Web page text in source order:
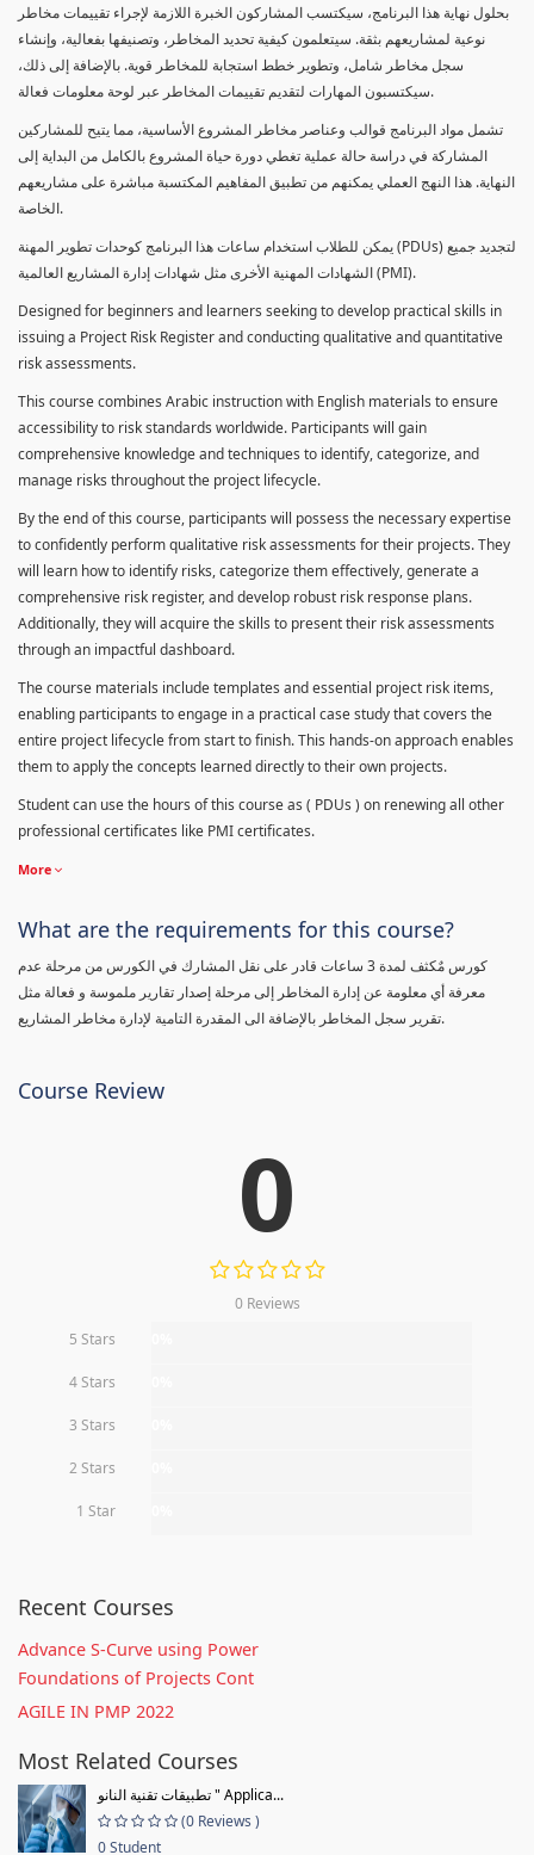
بحلول نهاية هذا البرنامج، سيكتسب المشاركون الخبرة اللازمة لإجراء تقييمات مخاطر
نوعية لمشاريعهم بثقة. سيتعلمون كيفية تحديد المخاطر، وتصنيفها بفعالية، وإنشاء
سجل مخاطر شامل، وتطوير خطط استجابة للمخاطر قوية. بالإضافة إلى ذلك،
سيكتسبون المهارات لتقديم تقييمات المخاطر عبر لوحة معلومات فعالة.
تشمل مواد البرنامج قوالب وعناصر مخاطر المشروع الأساسية، مما يتيح للمشاركين
المشاركة في دراسة حالة عملية تغطي دورة حياة المشروع بالكامل من البداية إلى
النهاية. هذا النهج العملي يمكنهم من تطبيق المفاهيم المكتسبة مباشرة على مشاريعهم
الخاصة.
يمكن للطلاب استخدام ساعات هذا البرنامج كوحدات تطوير المهنة (PDUs) لتجديد جميع
الشهادات المهنية الأخرى مثل شهادات إدارة المشاريع العالمية (PMI).
Designed for beginners and learners seeking to develop practical skills in
issuing a Project Risk Register and conducting qualitative and quantitative
risk assessments.
This course combines Arabic instruction with English materials to ensure
accessibility to risk standards worldwide. Participants will gain
comprehensive knowledge and techniques to identify, categorize, and
manage risks throughout the project lifecycle.
By the end of this course, participants will possess the necessary expertise
to confidently perform qualitative risk assessments for their projects. They
will learn how to identify risks, categorize them effectively, generate a
comprehensive risk register, and develop robust risk response plans.
Additionally, they will acquire the skills to present their risk assessments
through an impactful dashboard.
The course materials include templates and essential project risk items,
enabling participants to engage in a practical case study that covers the
entire project lifecycle from start to finish. This hands-on approach enables
them to apply the concepts learned directly to their own projects.
Student can use the hours of this course as ( PDUs ) on renewing all other
professional certificates like PMI certificates.
More
What are the requirements for this course?
كورس مٌكثف لمدة 3 ساعات قادر على نقل المشارك في الكورس من مرحلة عدم
معرفة أي معلومة عن إدارة المخاطر إلى مرحلة إصدار تقارير ملموسة و فعالة مثل
تقرير سجل المخاطر بالإضافة الى المقدرة التامية لإدارة مخاطر المشاريع.
Course Review
0
0 Reviews
5 Stars
4 Stars
3 Stars
2 Stars
1 Star
Recent Courses
Advance S-Curve using Power
Foundations of Projects Cont
AGILE IN PMP 2022
Most Related Courses
تطبيقات تقنية النانو " Applica...
(0 Reviews )
0 Student